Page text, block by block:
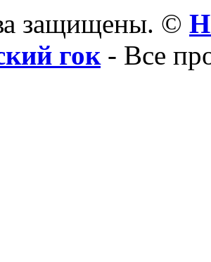
защищены. ©
гок- Все